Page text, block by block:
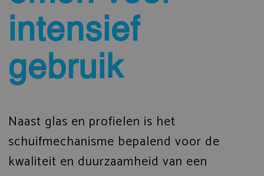
intensief
gebruik
Naast glas en profielen is het
schuifmechanisme bepalend voor de
kwaliteit en duurzaamheid van een